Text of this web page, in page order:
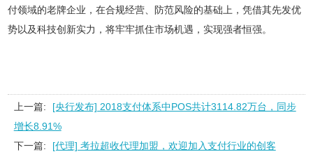
付领域的老牌企业，在合规经营、防范风险的基础上，凭借其先发优
势以及科技创新实力，将牢牢抓住市场机遇，实现强者恒强。
上一篇:
[央行发布] 2018支付体系中POS共计3114.82万台，同步
增长8.91%
下一篇:
[代理] 考拉超收代理加盟，欢迎加入支付行业的创客